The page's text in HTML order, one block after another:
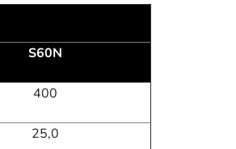
S60N
400
25,0